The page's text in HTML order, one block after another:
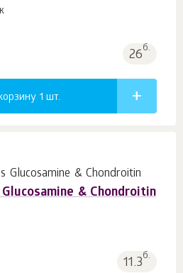
26б.
1 шт.
& Chondroitin
11.3б.